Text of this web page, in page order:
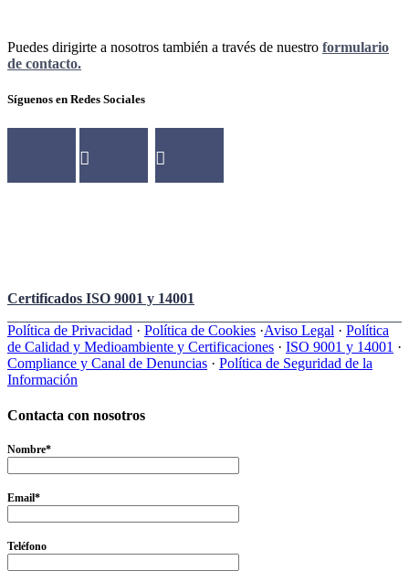
Puedes dirigirte a nosotros también a través de nuestro formulario
de contacto.
Síguenos en Redes Sociales
Certificados ISO 9001 y 14001
Política de Privacidad · Política de Cookies ·Aviso Legal · Política
de Calidad y Medioambiente y Certificaciones · ISO 9001 y 14001 ·
Compliance y Canal de Denuncias · Política de Seguridad de la
Información
Contacta con nosotros
Nombre*
Email*
Teléfono